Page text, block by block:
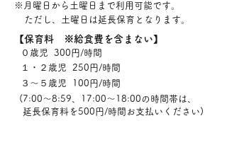
※月曜日から土曜日まで利用可能です。
ただし、土曜日は延長保育となります。
【保育料 ※給食費を含まない】
０歳児 300円/時間
１・２歳児 250円/時間
３～５歳児 100円/時間
(7:00～8:59、17:00～18:00の時間帯は、
延長保育料を500円/時間お支払いください)